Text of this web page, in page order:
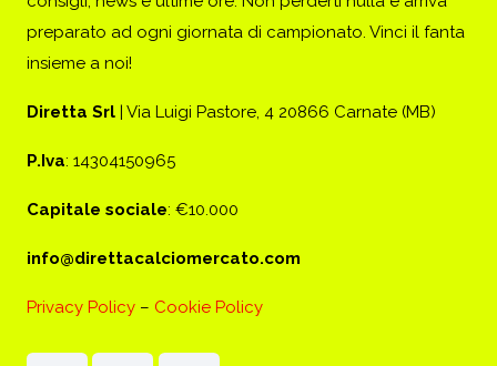
preparato ad ogni giornata di campionato. Vinci il fanta
insieme a noi!
Diretta Srl | Via Luigi Pastore, 4 20866 Carnate (MB)
P.Iva: 14304150965
Capitale sociale: €10.000
info@direttacalciomercato.com
Privacy Policy – Cookie Policy